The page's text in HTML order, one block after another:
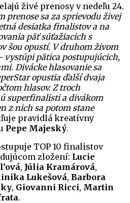
živé prenosy v nedeľu 24.
prenose sa za sprievodu živej
desiatka finalistov a na
päť súťažiacich s
šou opustí. V druhom živom
vystúpi pätica postupujúcich,
Divácke hlasovanie sa
opustia ďalší dvaja
hlasov. Z troch
superfinalisti a divákom
z nich sa potom stane
pravidlá kreatívny
Pepe Majeský.
TOP 10 finalistov
zložení: Lucie
, Júlia Kramárová,
Lukešová, Barbora
, Giovanni Ricci, Martin
.